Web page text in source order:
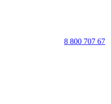
8 800 707 67